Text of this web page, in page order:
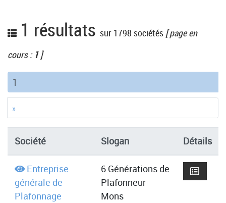
1 résultats sur 1798 sociétés [ page en
cours : 1]
1
»
Société Slogan Détails
Entreprise
générale de
Plafonnage
6 Générations de
Plafonneur
Mons